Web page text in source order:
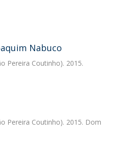
Nabuco
Pereira Coutinho). 2015.
Pereira Coutinho). 2015. Dom